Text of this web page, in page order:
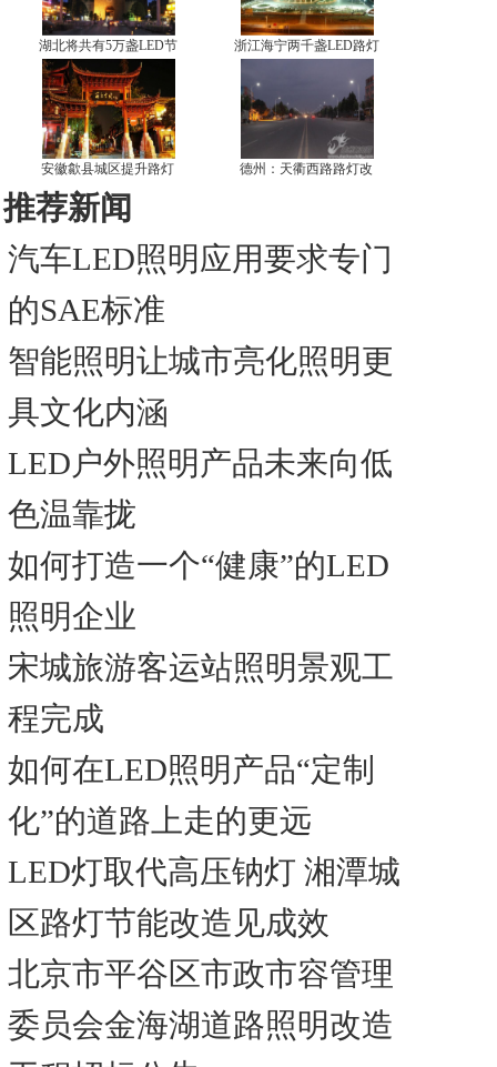
湖北将共有5万盏LED节 浙江海宁两千盏LED路灯
安徽歙县城区提升路灯 德州：天衢西路路灯改
推荐新闻
汽车LED照明应用要求专门
的SAE标准
智能照明让城市亮化照明更
具文化内涵
LED户外照明产品未来向低
色温靠拢
如何打造一个“健康”的LED
照明企业
宋城旅游客运站照明景观工
程完成
如何在LED照明产品“定制
化”的道路上走的更远
LED灯取代高压钠灯 湘潭城
区路灯节能改造见成效
北京市平谷区市政市容管理
委员会金海湖道路照明改造